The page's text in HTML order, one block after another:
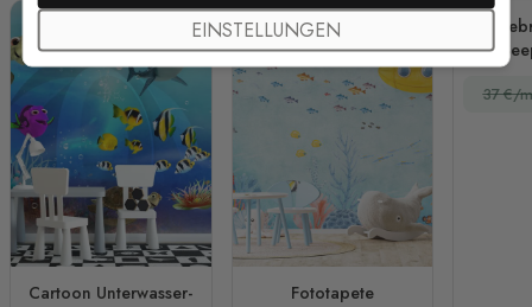
Cartoon Unterwasser-
Fototapete
37 €/
EINSTELLUNGEN